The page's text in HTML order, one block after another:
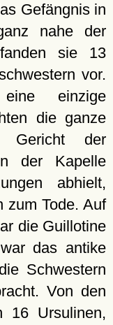
Gefängnis in
nahe der
sie 13
vor.
einzige
die ganze
der
der Kapelle
abhielt,
zum Tode. Auf
die Guillotine
das antike
Schwestern
Von den
16 Ursulinen,